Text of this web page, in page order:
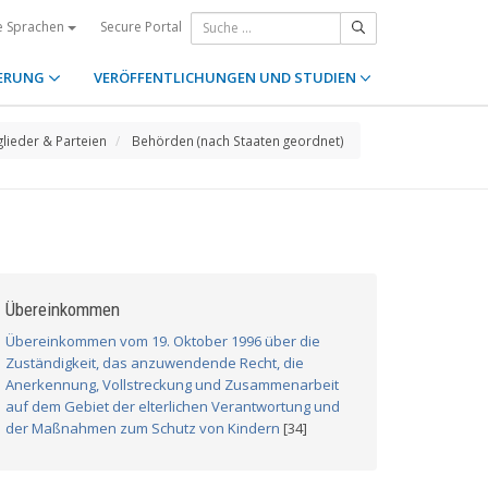
Sprachen Secure Portal
VERÖFFENTLICHUNGEN UND STUDIEN
& Parteien Behörden (nach Staaten geordnet)
Übereinkommen
Übereinkommen vom 19. Oktober 1996 über die
Zuständigkeit, das anzuwendende Recht, die
Anerkennung, Vollstreckung und Zusammenarbeit
auf dem Gebiet der elterlichen Verantwortung und
der Maßnahmen zum Schutz von Kindern [34]